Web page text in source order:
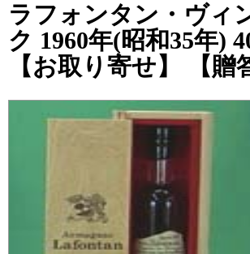
ラフォンタン・ヴィ
ク 1960年(昭和35年)
【お取り寄せ】 【